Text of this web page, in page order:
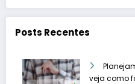
Posts Recentes
veja como